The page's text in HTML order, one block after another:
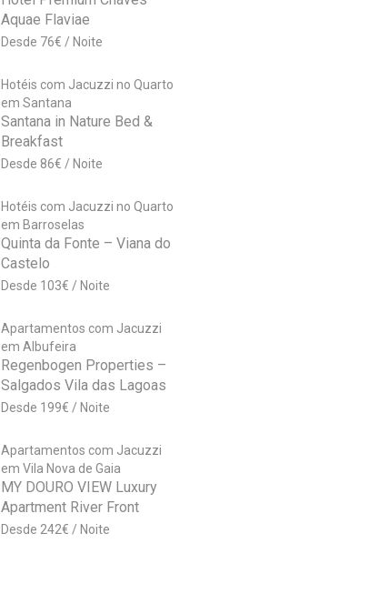
Aquae Flaviae
76€
Hotéis com Jacuzzi no Quarto
em Santana
Santana in Nature Bed &
Breakfast
86€
Hotéis com Jacuzzi no Quarto
em Barroselas
Quinta da Fonte – Viana do
Castelo
103€
Apartamentos com Jacuzzi
em Albufeira
Regenbogen Properties –
Salgados Vila das Lagoas
199€
Apartamentos com Jacuzzi
em Vila Nova de Gaia
MY DOURO VIEW Luxury
Apartment River Front
242€